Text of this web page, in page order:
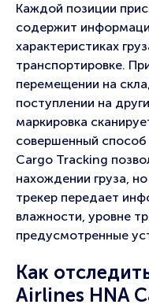
Каждой позиции
содержит
характеристиках
транспортировке.
перемещении на
поступлении на
маркировка
совершенный
Cargo Tracking
нахождении груза,
трекер передает
влажности, уровне
предусмотренные
Как
Airlines HNA